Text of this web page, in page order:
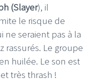
(Slayer), il
le risque de
ne seraient pas à la
rassurés. Le groupe
huilée. Le son est
très thrash !